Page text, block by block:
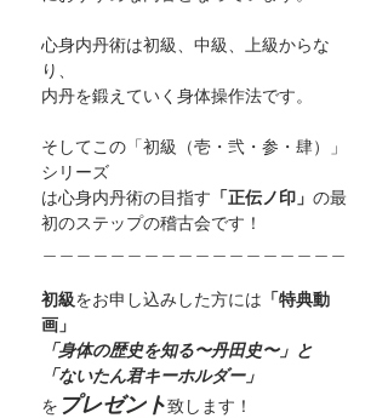
心身内丹術は初級、中級、上級からな
り、
内丹を鍛えていく身体操作法です。
そしてこの「初級（壱・弐・参・肆）」
シリーズ
は心身内丹術の目指す 「正伝ノ印」 の最
初のステップの稽古会です！
初級をお申し込みした方には 「特典動
画」
「身体の歴史を知る〜丹田史〜」と
「ないたん君キーホルダー」
を プレゼント致します！